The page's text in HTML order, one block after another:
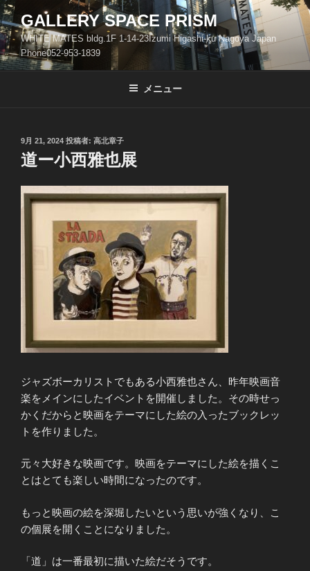
コ
ン
テ
ン
ツ
GALLERY SPACE PRISM
WHITE MATES bldg.1F 1-14-23Izumi Higashi-ku Nagoya Japan
Phone052-953-1839
メニュー
投
稿
日:
9月 21, 2024 投稿者: 高北章子
道ー小西雅也展
ジャズボーカリストでもある小西雅也さん、昨年映画音
楽をメインにしたイベントを開催しました。その時せっ
かくだからと映画をテーマにした絵の入ったブックレッ
トを作りました。
元々大好きな映画です。映画をテーマにした絵を描くこ
とはとても楽しい時間になったのです。
もっと映画の絵を深堀したいという思いが強くなり、こ
の個展を開くことになりました。
「道」は一番最初に描いた絵だそうです。